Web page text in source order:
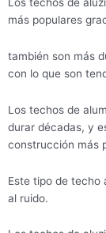
más populares
también son más
con lo que son
Los techos de
durar décadas, y
construcción más
Este tipo de techo
al ruido.